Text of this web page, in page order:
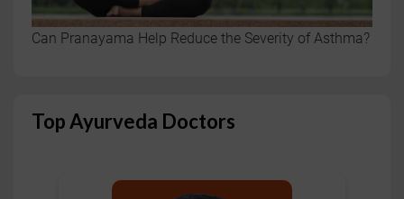
Can Pranayama Help Reduce the Severity of Asthma?
Top Ayurveda Doctors